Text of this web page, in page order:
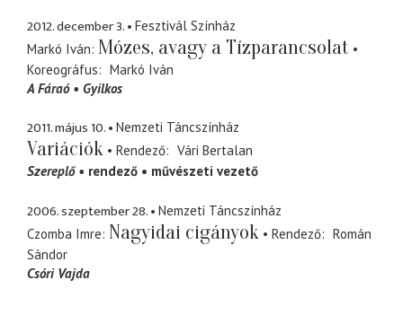
2012. december 3.
Fesztivál Színház
Markó Iván Mózes, avagy a Tízparancsolat
Koreográfus
Markó Iván
A Fáraó
Gyilkos
2011. május 10. Nemzeti Táncszínház
Variációk Rendező
Vári Bertalan
Szereplő
rendező művészeti vezető
2006. szeptember 28.
Nemzeti Táncszínház
Czomba Imre Nagyidai cigányok Rendező
Román
Sándor
Csóri Vajda